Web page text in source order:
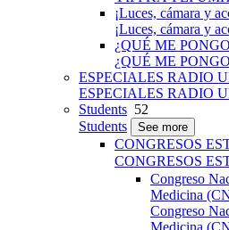
¡Luces, cámara y
¡Luces, cámara y
¿QUÉ ME
¿QUÉ ME
ESPECIALES RADIO
ESPECIALES RADIO
Students 52
Students
See more
CONGRESOS
CONGRESOS
Congreso
Medicina
Congreso